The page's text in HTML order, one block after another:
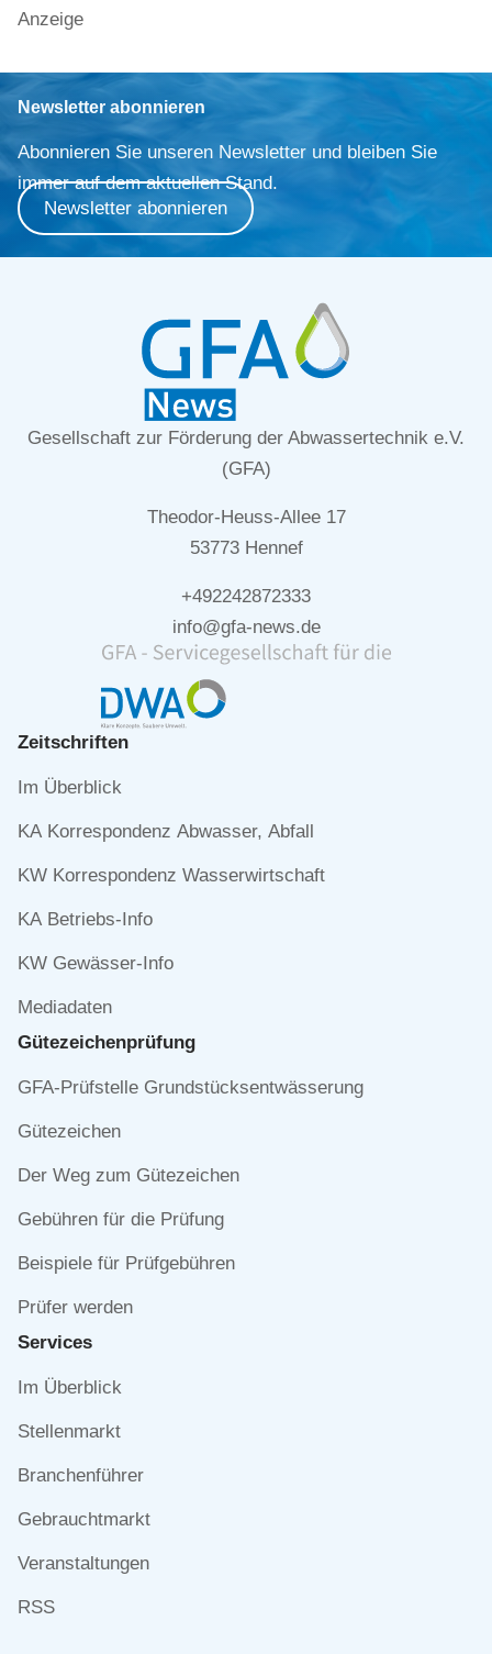
Anzeige
Newsletter abonnieren
Abonnieren Sie unseren Newsletter und bleiben Sie
immer auf dem aktuellen Stand.
Newsletter abonnieren
Gesellschaft zur Förderung der Abwassertechnik e.V.
(GFA)
Theodor-Heuss-Allee 17
53773 Hennef
+492242872333
info@gfa-news.de
Zeitschriften
Navigation
Im Überblick
KA Korrespondenz Abwasser, Abfall
KW Korrespondenz Wasserwirtschaft
KA Betriebs-Info
KW Gewässer-Info
Mediadaten
Gütezeichen­prüfung
Navigation
GFA-Prüfstelle Grundstücksentwässerung
Gütezeichen
Der Weg zum Gütezeichen
Gebühren für die Prüfung
Beispiele für Prüfgebühren
Prüfer werden
Services
Navigation
Im Überblick
Stellenmarkt
Branchenführer
Gebrauchtmarkt
Veranstaltungen
RSS